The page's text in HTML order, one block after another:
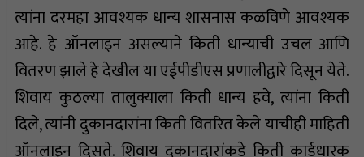
त्यांना दरमहा आवश्यक धान्य शासनास कळविणे आवश्यक
आहे. हे ऑनलाइन असल्याने किती धान्याची उचल आणि
वितरण झाले हे देखील या एईपीडीएस प्रणालीद्वारे दिसून येते.
शिवाय कुठल्या तालुक्याला किती धान्य हवे, त्यांना किती
दिले, त्यांनी दुकानदारांना किती वितरित केले याचीही माहिती
ऑनलाइन दिसते. शिवाय दुकानदारांकडे किती कार्डधारक